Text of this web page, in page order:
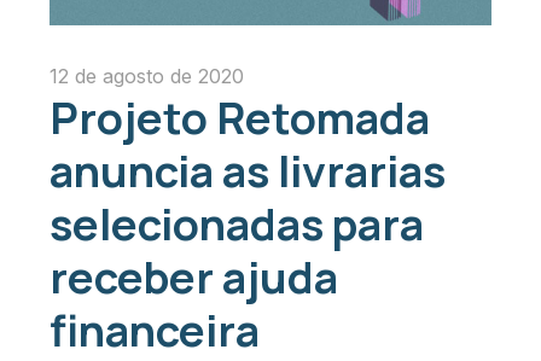
12 de agosto de 2020
Projeto Retomada
anuncia as livrarias
selecionadas para
receber ajuda
financeira